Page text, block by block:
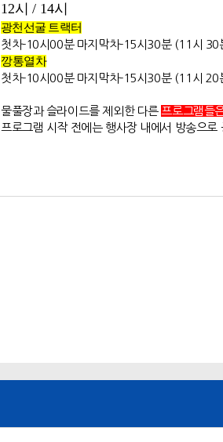
12시/ 14시
광천선굴 트랙터
첫차-10시00분 마지막차-15시30분 (11시 30
깡통열차
첫차-10시00분 마지막차-15시30분 (11시 20
물풀장과 슬라이드를 제외한 다른프로그램들
프로그램 시작 전에는 행사장 내에서 방송으